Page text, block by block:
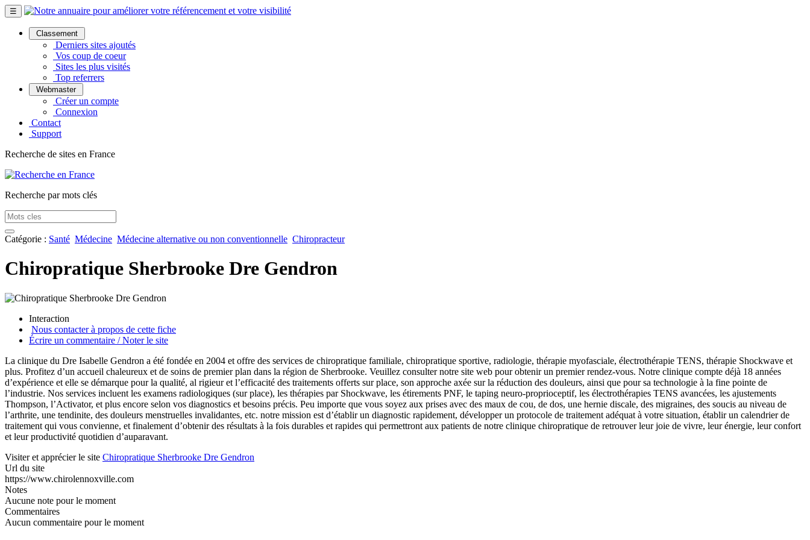
☰
Classement
Derniers sites ajoutés
Vos coup de coeur
Sites les plus visités
Top referrers
Webmaster
Créer un compte
Connexion
Contact
Support
Recherche de sites en France
Recherche par mots clés
Catégorie : Santé Médecine Médecine alternative ou non conventionnelle Chiropracteur
Chiropratique Sherbrooke Dre Gendron
Interaction
Nous contacter à propos de cette fiche
Écrire un commentaire / Noter le site
La clinique du Dre Isabelle Gendron a été fondée en 2004 et offre des services de chiropratique familiale, chiropratique sportive, radiologie, thérapie myofasciale, électrothérapie TENS, thérapie Shockwave et
plus. Profitez d’un accueil chaleureux et de soins de premier plan dans la région de Sherbrooke. Veuillez consulter notre site web pour obtenir un premier rendez-vous. Notre clinique compte déjà 18 années
d’expérience et elle se démarque pour la qualité, al rigieur et l’efficacité des traitements offerts sur place, son approche axée sur la réduction des douleurs, ainsi que pour sa technologie à la fine pointe de
l’industrie. Nos services incluent les examens radiologiques (sur place), les thérapies par Shockwave, les étirements PNF, le taping neuro-proprioceptif, les électrothérapies TENS avancées, les ajustements
Thompson, l’Activator, et plus encore selon vos diagnostics et besoins précis. Peu importe que vous soyez aux prises avec des maux de cou, de dos, une hernie discale, des migraines, des soucis au niveau de
l’arthrite, une tendinite, des douleurs menstruelles invalidantes, etc. notre mission est d’établir un diagnostic rapidement, développer un protocole de traitement adéquat à votre situation, établir un calendrier de
traitement qui vous convienne, et finalement d’obtenir des résultats à la fois durables et rapides qui permettront aux patients de notre clinique chiropratique de retrouver leur joie de vivre, leur énergie, leur confort
et leur productivité quotidien d’auparavant.
Visiter et apprécier le site Chiropratique Sherbrooke Dre Gendron
Url du site
https://www.chirolennoxville.com
Notes
Aucune note pour le moment
Commentaires
Aucun commentaire pour le moment